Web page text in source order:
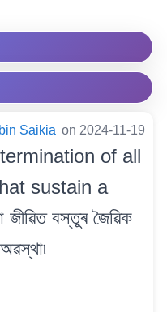
Saikia on 2024-11-19
of all
sustain a
বস্তুৰ জৈৱিক